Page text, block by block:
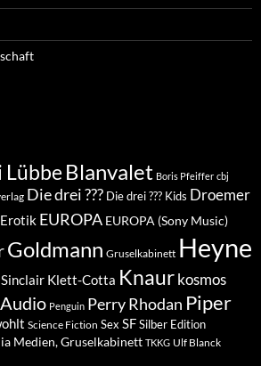
Lübbe Blanvalet Boris Pfeiffer cbj
Die drei ??? Die drei ??? Kids Droemer
Erotik EUROPA EUROPA (Sony Music)
Goldmann Gruselkabinett Heyne
Sinclair Klett-Cotta Knaur kosmos
Penguin Perry Rhodan Piper
Science Fiction Sex SFSilber Edition
Medien, Gruselkabinett TKKG Ulf Blanck